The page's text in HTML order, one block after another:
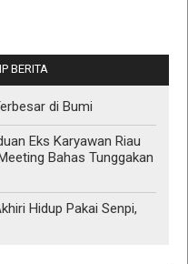
BERITA
di Bumi
Eks Karyawan Riau
Bahas Tunggakan
Hidup Pakai Senpi,